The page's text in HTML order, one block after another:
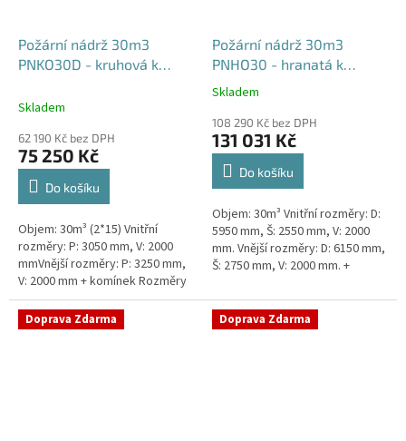
Požární nádrž 30m3
PNKO30D - kruhová k
Skladem
62 190 Kč bez DPH
75 250 Kč
Do košíku
Objem: 30m³ (2*15) Vnitřní
rozměry: P: 3050 mm, V: 2000
mmVnější rozměry: P: 3250 mm,
V: 2000 mm + komínek Rozměry
nádrže možno jakkoliv upravit -
vyrobíme nádrž na...
Požární nádrž 30m3
PNHO30 - hranatá k
obetonování
Průměrné
produktu
je
5,0
hvězdiček.
Skladem
108 290 Kč bez DPH
131 031 Kč
Do košíku
Objem: 30m³ Vnitřní rozměry: D:
5950 mm, Š: 2550 mm, V: 2000
mm. Vnější rozměry: D: 6150 mm,
Š: 2750 mm, V: 2000 mm. +
týdny od objednávky....
Doprava Zdarma Doprava Zdarma